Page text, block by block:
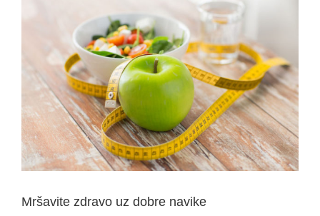
Mršavite zdravo uz dobre navike